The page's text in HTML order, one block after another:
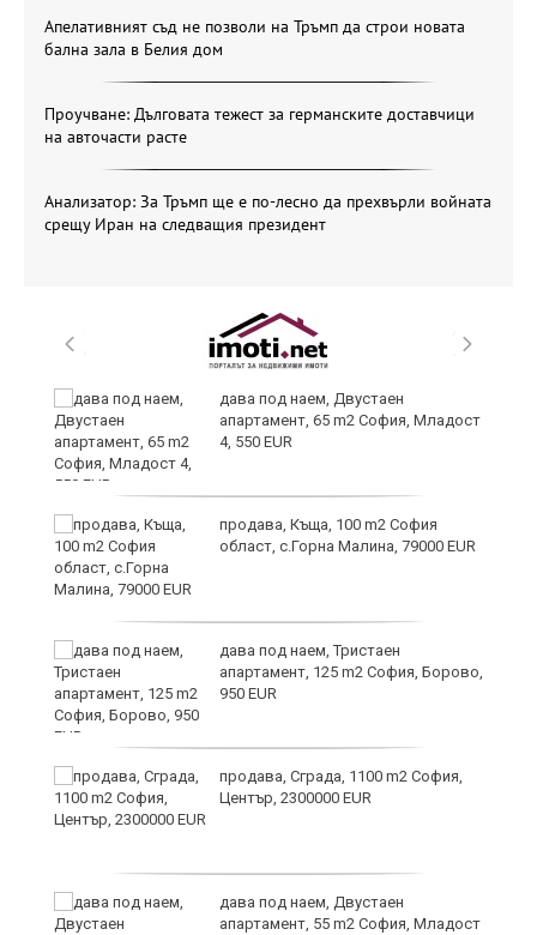
Апелативният съд не позволи на Тръмп да строи новата
бална зала в Белия дом
Проучване: Дълговата тежест за германските доставчици
на авточасти расте
Анализатор: За Тръмп ще е по-лесно да прехвърли войната
срещу Иран на следващия президент
дава под наем, Двустаен
апартамент, 65 m2 София, Младост
4, 550 EUR
продава, Къща, 100 m2 София
област, с.Горна Малина, 79000 EUR
дава под наем, Тристаен
апартамент, 125 m2 София, Борово,
950 EUR
продава, Сграда, 1100 m2 София,
Център, 2300000 EUR
дава под наем, Двустаен
апартамент, 55 m2 София, Младост